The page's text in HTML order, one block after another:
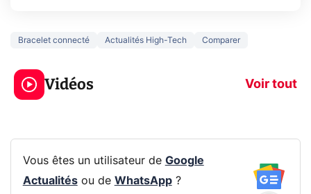
Bracelet connecté Actualités High-Tech Comparer
Vidéos Voir tout
3 écrans en 1 pour
319€ ? Voici L'AOC
CQ32G4ZA !
5
prochaine
Vous êtes un utilisateur de Google
Actualitésou de WhatsApp?